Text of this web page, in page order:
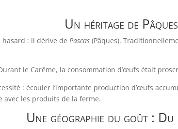
Un héritage de
hasard : il dérive dePascas (Pâques).
le Carême, la consommation d’œufs était
: écouler l’importante production d’œufs
avec les produits de la ferme.
Une géographie du goût : Du